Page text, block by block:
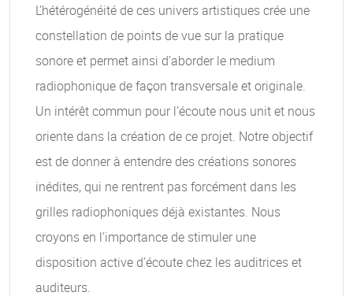
L’hétérogénéité de ces univers artistiques crée une
constellation de points de vue sur la pratique
sonore et permet ainsi d’aborder le medium
radiophonique de façon transversale et originale.
Un intérêt commun pour l’écoute nous unit et nous
oriente dans la création de ce projet. Notre objectif
est de donner à entendre des créations sonores
inédites, qui ne rentrent pas forcément dans les
grilles radiophoniques déjà existantes. Nous
croyons en l’importance de stimuler une
disposition active d’écoute chez les auditrices et
auditeurs.